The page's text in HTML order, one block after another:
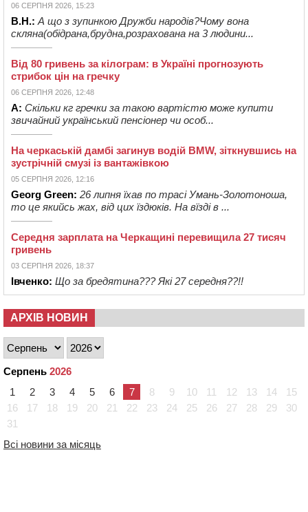
06 СЕРПНЯ 2026, 15:23
В.Н.: А що з зупинкою Дружби народів?Чому вона
скляна(обідрана,брудна,розрахована на 3 людини...
Від 80 гривень за кілограм: в Україні прогнозують
стрибок цін на гречку
06 СЕРПНЯ 2026, 12:48
А: Скільки кг гречки за такою вартістю може купити
звичайний український пенсіонер чи особ...
На черкаській дамбі загинув водій BMW, зіткнувшись на
зустрічній смузі із вантажівкою
05 СЕРПНЯ 2026, 12:16
Georg Green: 26 липня їхав по трасі Умань-Золотоноша,
то це якийсь жах, від цих їздюків. На вїзді в ...
Середня зарплата на Черкащині перевищила 27 тисяч
гривень
03 СЕРПНЯ 2026, 18:37
Івченко: Що за бредятина??? Які 27 середня??!!
АРХІВ НОВИН
Серпень 2026
1
2 3 4 5 6 7 8 9 10 11 12 13 14
15
16
17 18 19 20 21 22 23 24 25 26 27 28 29
30
31
Всі новини за місяць